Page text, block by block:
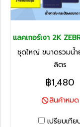
แลคเกอร์เงา 2K
ชุดใหญ่ ขนาดรวมน้ำ
ลิตร
฿1,480
สินค้าหมด
เปรียบเทีย